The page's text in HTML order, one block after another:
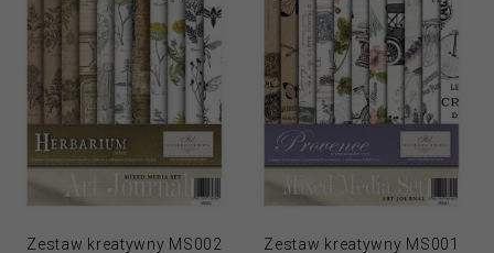
Zestaw kreatywny MS002
Zestaw kreatywny MS001